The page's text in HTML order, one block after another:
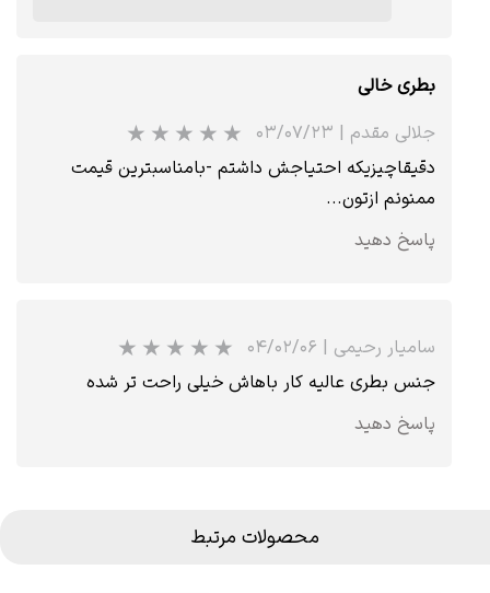
★
بطری خالی
جلالی مقدم | ۰۳/۰۷/۲۳
دقیقاچیزیکه احتیاجش داشتم -بامناسبترین قیمت
ممنونم ازتون...
پاسخ دهید
سامیار رحیمی | ۰۴/۰۲/۰۶
جنس بطری عالیه کار باهاش خیلی راحت تر شده
پاسخ دهید
محصولات مرتبط